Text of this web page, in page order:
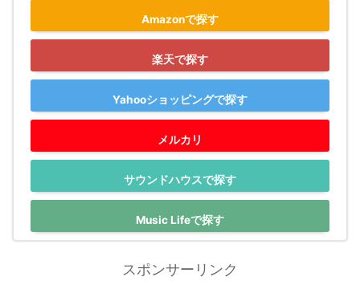
Amazonで探す
楽天で探す
Yahooショッピングで探す
メルカリ
サウンドハウスで探す
Music Lifeで探す
スポンサーリンク